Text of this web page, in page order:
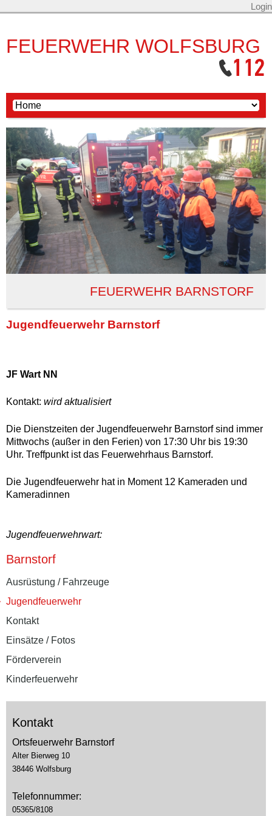
Login
FEUERWEHR WOLFSBURG
FEUERWEHR BARNSTORF
Jugendfeuerwehr Barnstorf
JF Wart NN
Kontakt: wird aktualisiert
Die Dienstzeiten der Jugendfeuerwehr Barnstorf sind immer
Mittwochs (außer in den Ferien) von 17:30 Uhr bis 19:30
Uhr. Treffpunkt ist das Feuerwehrhaus Barnstorf.
Die Jugendfeuerwehr hat in Moment 12 Kameraden und
Kameradinnen
Jugendfeuerwehrwart:
Barnstorf
Ausrüstung / Fahrzeuge
Jugendfeuerwehr
Kontakt
Einsätze / Fotos
Förderverein
Kinderfeuerwehr
Kontakt
Ortsfeuerwehr Barnstorf
Alter Bierweg 10
38446 Wolfsburg
Telefonnummer:
05365/8108